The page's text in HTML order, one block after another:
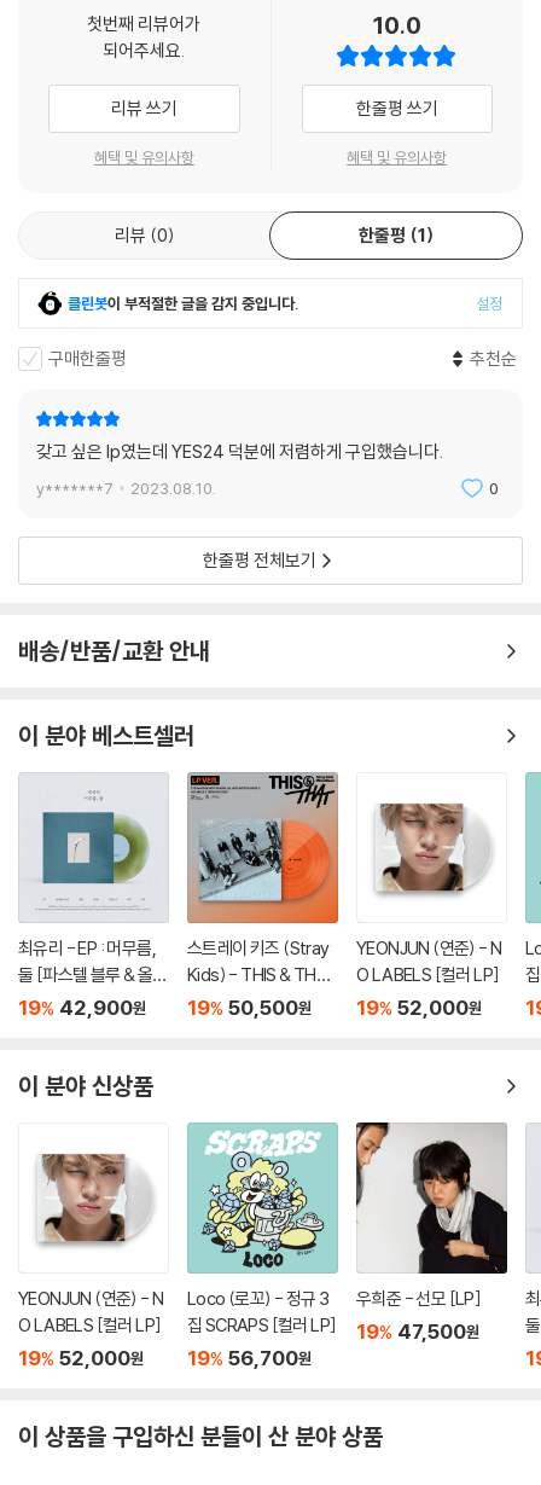
첫번째 리뷰어가
되어주세요.
리뷰 쓰기
혜택 및 유의사항
10.0
한줄평 쓰기
혜택 및 유의사항
리뷰 0 한줄평 1
클린봇이 부적절한 글을 감지 중입니다. 설정
구매한줄평 추천순
갖고 싶은 lp였는데 YES24 덕분에 저렴하게 구입했습니다.
y*******7 2023.08.10. 0
한줄평 전체보기
배송/반품/교환 안내
이 분야 베스트셀러
최유리 - EP : 머무름,
둘 [파스텔 블루 & 올리
브 그린 컬러 10인치 Vi
19% 42,900원
스트레이 키즈 (Stray
Kids) - THIS & THAT
[LP VER.]
19% 50,500원
YEONJUN (연준) - N
O LABELS [컬러 LP]
19% 52,000원
이 분야 신상품
YEONJUN (연준) - N
O LABELS [컬러 LP]
19% 52,000원
Loco (로꼬) - 정규 3
집 SCRAPS [컬러 LP]
19% 56,700원
우희준 - 선모 [LP]
19% 47,500원
이 상품을 구입하신 분들이 산 분야 상품